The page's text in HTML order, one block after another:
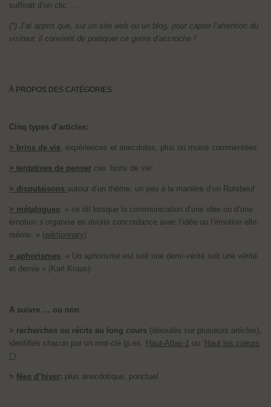
suffirait d’un clic …
(*) J’ai appris que, sur un site web ou un blog, pour capter l’attention du
visiteur, il convient de pratiquer ce genre d’accroche !
À PROPOS DES CATÉGORIES
Cinq types d’articles:
> brins de vie , expériences et anecdotes, plus ou moins commentées
> tentatives de penser ces ‘brins de vie’
> disputaisons autour d’un thème, un peu à la manière d’un Rutebeuf
> métalogues: « se dit lorsque la communication d’une idée ou d’une
émotion s’organise en étroite concordance avec l’idée ou l’émotion elle-
même. » (wiktionnary)
> aphorismes: « Un aphorisme est soit une demi-vérité soit une vérité
et demie » (Karl Kraus)
A suivre … ou non
> recherches ou récits au long cours (déroulés sur plusieurs articles),
identifiés chacun par un mot-clé (p.ex. Haut-Atlas-1 ou ‘ Haut les coeurs
!’)
> fées d’hiver: plus anecdotique, ponctuel